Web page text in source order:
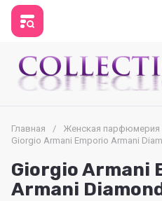
Главная / Женская парфюмерия
Giorgio Armani Emporio Armani
Giorgio Armani
Armani